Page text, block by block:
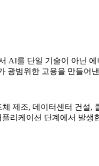
AI를 단일 기술이 아닌
광범위한 고용을 만들어
제조, 데이터센터 건설
리케이션 단계에서 발생